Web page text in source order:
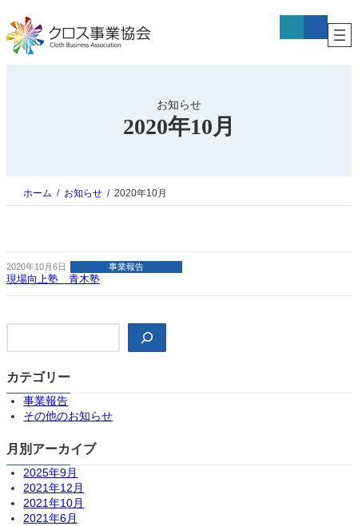
容
を
コ
コ
お知らせ
2020年10月
ホーム お知らせ 2020年10月
2020年10月6日 事業報告
現場向上塾 青木塾
カテゴリー
事業報告
その他のお知らせ
月別アーカイブ
2025年9月
2021年12月
2021年10月
2021年6月